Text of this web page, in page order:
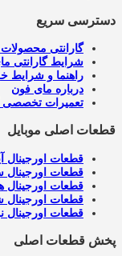
دسترسی سریع
گارانتی
شرایط گارانتی
راهنما و شرایط
درباره مای فون
تعمیرات تخصصی
قطعات اصلی موبایل
قطعات اورجینال
قطعات
قطعات اورجینال
قطعات اورجینال
قطعات اورجینال
پخش قطعات اصلی